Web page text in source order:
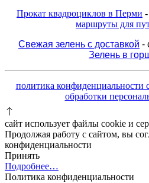
Прокат квадроциклов в Перми
маршруты для
Свежая зелень с доставкой -
Зелень в
политика конфиденциальности
обработки
сайт использует файлы cookie и
Продолжая работу с сайтом, вы
конфиденциальности
Принять
Подробнее…
Политика конфиденциальности